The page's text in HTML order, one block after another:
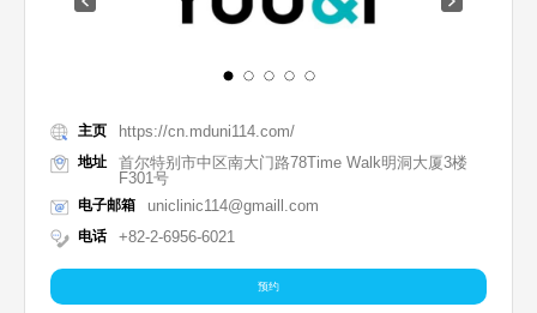
主页 https://cn.mduni114.com/
地址
首尔特别市中区南大门路78Time Walk明洞大厦3楼
F301号
电子邮箱 uniclinic114@gmaill.com
电话 +82-2-6956-6021
预约